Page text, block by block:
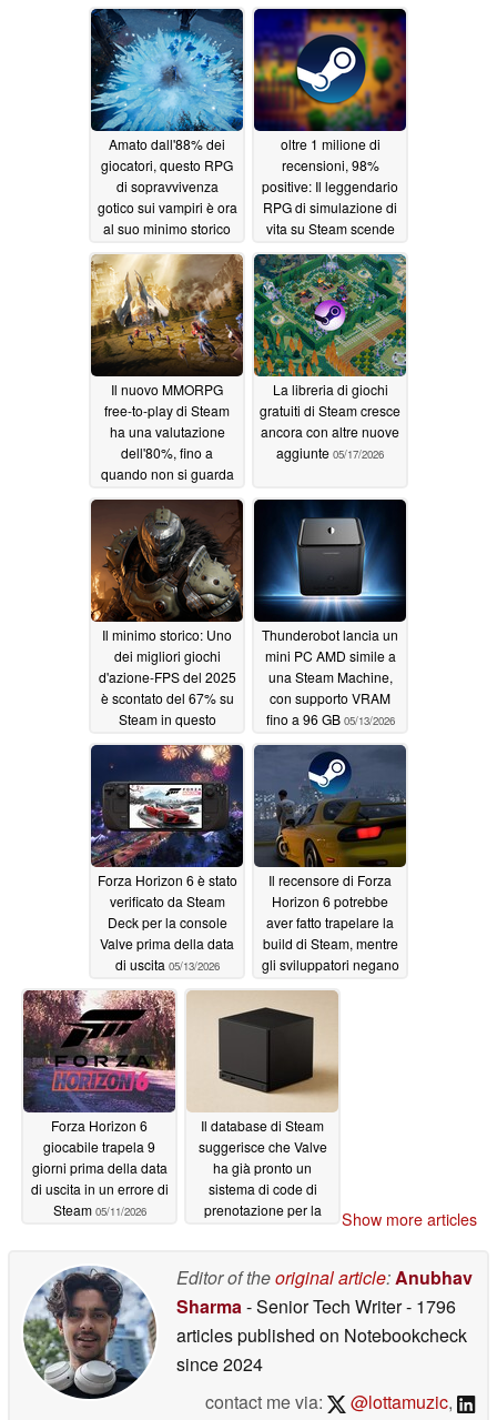
Amato dall'88% dei
giocatori, questo RPG
di sopravvivenza
gotico sui vampiri è ora
al suo minimo storico
su Steam05/18/2026
oltre 1 milione di
recensioni, 98%
positive: Il leggendario
RPG di simulazione di
vita su Steam scende
di nuovo ai minimi
storici05/18/2026
Il nuovo MMORPG
free-to-play di Steam
ha una valutazione
dell'80%, fino a
quando non si guarda
un po' più da vicino
05/18/2026
La libreria di giochi
gratuiti di Steam cresce
ancora con altre nuove
aggiunte 05/17/2026
Il minimo storico: Uno
dei migliori giochi
d'azione-FPS del 2025
è scontato del 67% su
Steam in questo
momento05/14/2026
Thunderobot lancia un
mini PC AMD simile a
una Steam Machine,
con supporto VRAM
fino a 96 GB 05/13/2026
Forza Horizon 6 è stato
verificato da Steam
Deck per la console
Valve prima della data
di uscita 05/13/2026
Il recensore di Forza
Horizon 6 potrebbe
aver fatto trapelare la
build di Steam, mentre
gli sviluppatori negano
la confusione del pre-
load
Forza Horizon 6
giocabile trapela 9
giorni prima della data
di uscita in un errore di
Steam 05/11/2026
Il database di Steam
suggerisce che Valve
ha già pronto un
sistema di code di
prenotazione per la
Show more articles
Editor of theoriginal article:Anubhav
Sharma- Senior Tech Writer- 1796
articles published on Notebookcheck
since 2024
contact me via:
@lottamuzic,